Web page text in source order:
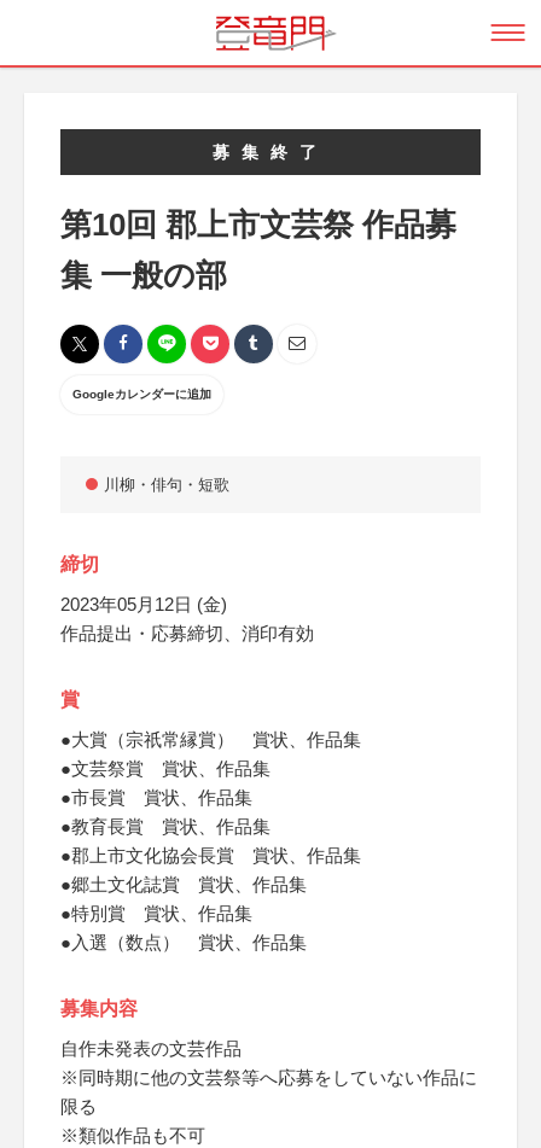
募集終了
第10回 郡上市文芸祭 作品募
集 一般の部
Googleカレンダーに追加
川柳・俳句・短歌
締切
2023年05月12日 (金)
作品提出・応募締切、消印有効
賞
●大賞（宗祇常縁賞） 賞状、作品集
●文芸祭賞 賞状、作品集
●市長賞 賞状、作品集
●教育長賞 賞状、作品集
●郡上市文化協会長賞 賞状、作品集
●郷土文化誌賞 賞状、作品集
●特別賞 賞状、作品集
●入選（数点） 賞状、作品集
募集内容
自作未発表の文芸作品
※同時期に他の文芸祭等へ応募をしていない作品に
限る
※類似作品も不可